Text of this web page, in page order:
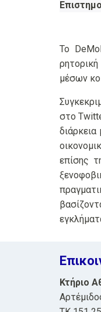
Το
μέσων
στο
επίσης
Κτήριο